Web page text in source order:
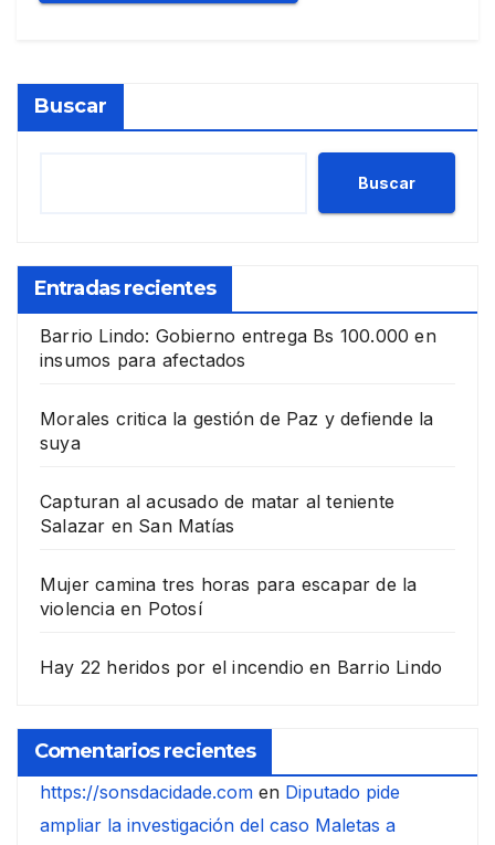
Buscar
Buscar
Entradas recientes
Barrio Lindo: Gobierno entrega Bs 100.000 en
insumos para afectados
Morales critica la gestión de Paz y defiende la
suya
Capturan al acusado de matar al teniente
Salazar en San Matías
Mujer camina tres horas para escapar de la
violencia en Potosí
Hay 22 heridos por el incendio en Barrio Lindo
Comentarios recientes
https://sonsdacidade.com en Diputado pide
ampliar la investigación del caso Maletas a